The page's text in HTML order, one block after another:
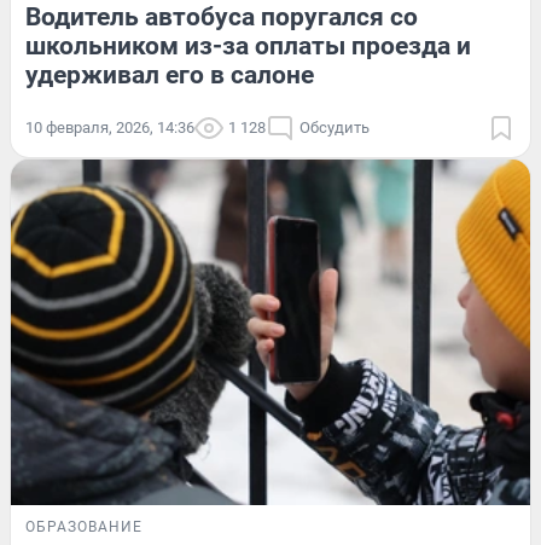
Водитель автобуса поругался со
школьником из-за оплаты проезда и
удерживал его в салоне
10 февраля, 2026, 14:36 1 128 Обсудить
ОБРАЗОВАНИЕ